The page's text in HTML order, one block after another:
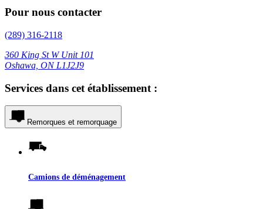
Pour nous contacter
(289) 316-2118
360 King St W Unit 101
Oshawa, ON L1J2J9
Services dans cet établissement :
Remorques et remorquage
Camions de déménagement